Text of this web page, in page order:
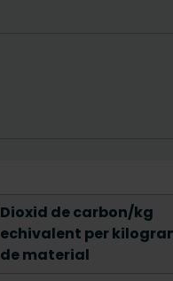
Dioxid de carbon/kg
echivalent per
de material